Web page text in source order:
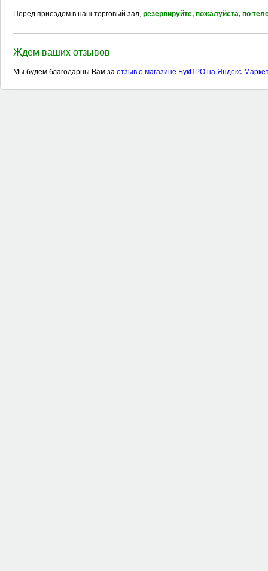
Перед приездом в наш торговый зал, резервируйте, пожалуйста, по
Ждем ваших отзывов
Мы будем благодарны Вам за отзыв о магазине БукПРО на Яндекс-